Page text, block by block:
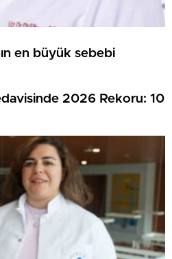
en büyük sebebi
2026 Rekoru: 10